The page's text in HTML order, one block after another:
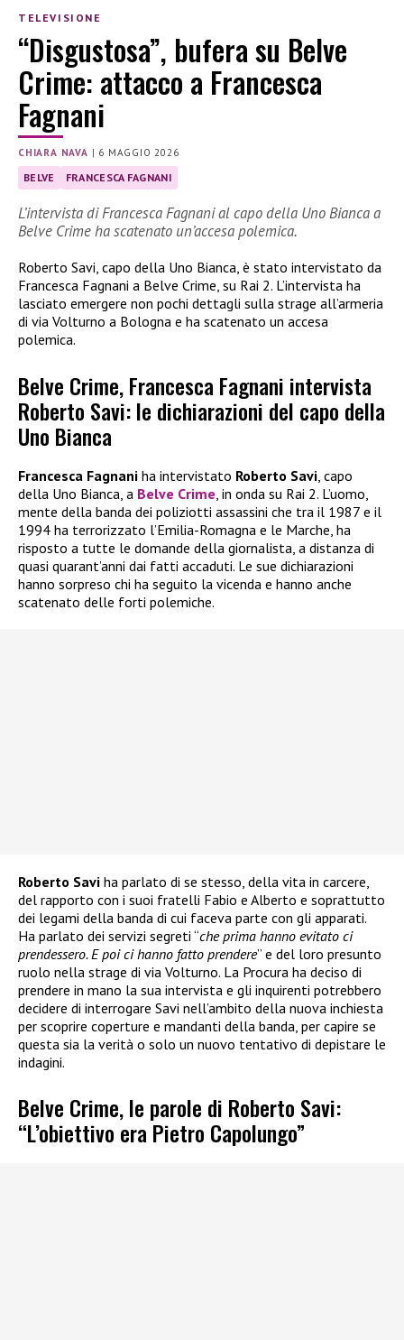
TELEVISIONE
“Disgustosa”, bufera su Belve
Crime: attacco a Francesca
Fagnani
CHIARA NAVA | 6 MAGGIO 2026
BELVE FRANCESCA FAGNANI
L’intervista di Francesca Fagnani al capo della Uno Bianca a
Belve Crime ha scatenato un’accesa polemica.
Roberto Savi, capo della Uno Bianca, è stato intervistato da
Francesca Fagnani a Belve Crime, su Rai 2. L’intervista ha
lasciato emergere non pochi dettagli sulla strage all’armeria
di via Volturno a Bologna e ha scatenato un accesa
polemica.
Belve Crime, Francesca Fagnani intervista
Roberto Savi: le dichiarazioni del capo della
Uno Bianca
Francesca Fagnani ha intervistato Roberto Savi , capo
della Uno Bianca, a Belve Crime , in onda su Rai 2. L’uomo,
mente della banda dei poliziotti assassini che tra il 1987 e il
1994 ha terrorizzato l’Emilia-Romagna e le Marche, ha
risposto a tutte le domande della giornalista, a distanza di
quasi quarant’anni dai fatti accaduti. Le sue dichiarazioni
hanno sorpreso chi ha seguito la vicenda e hanno anche
scatenato delle forti polemiche.
Roberto Savi ha parlato di se stesso, della vita in carcere,
del rapporto con i suoi fratelli Fabio e Alberto e soprattutto
dei legami della banda di cui faceva parte con gli apparati.
Ha parlato dei servizi segreti “che prima hanno evitato ci
prendessero. E poi ci hanno fatto prendere” e del loro presunto
ruolo nella strage di via Volturno. La Procura ha deciso di
prendere in mano la sua intervista e gli inquirenti potrebbero
decidere di interrogare Savi nell’ambito della nuova inchiesta
per scoprire coperture e mandanti della banda, per capire se
questa sia la verità o solo un nuovo tentativo di depistare le
indagini.
Belve Crime, le parole di Roberto Savi:
“L’obiettivo era Pietro Capolungo”